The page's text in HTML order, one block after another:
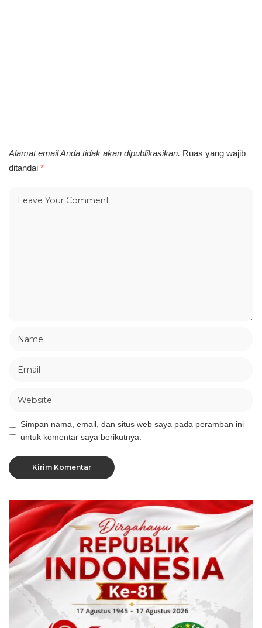
Alamat email Anda tidak akan dipublikasikan. Ruas yang wajib
ditandai *
Simpan nama, email, dan situs web saya pada peramban ini
untuk komentar saya berikutnya.